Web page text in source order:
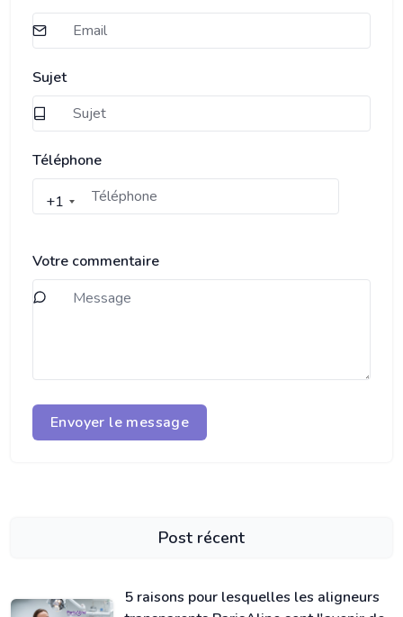
Sujet
Téléphone
+1
Votre commentaire
Envoyer le message
Post récent
5 raisons pour lesquelles les aligneurs